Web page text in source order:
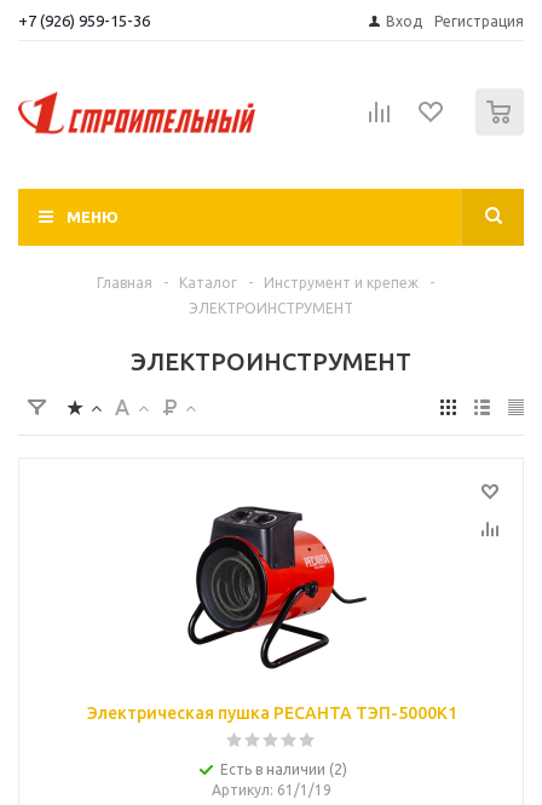
+7 (926) 959-15-36 Вход Регистрация
МЕНЮ
Главная - Каталог - Инструмент и крепеж
-
ЭЛЕКТРОИНСТРУМЕНТ
ЭЛЕКТРОИНСТРУМЕНТ
Электрическая пушка РЕСАНТА ТЭП-5000К1
Есть в наличии (2)
Артикул: 61/1/19